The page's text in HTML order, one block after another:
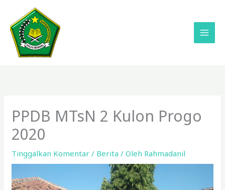
konten
PPDB MTsN 2 Kulon Progo
2020
Tinggalkan Komentar / Berita / Oleh Rahmadanil